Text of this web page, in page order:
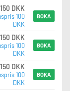
(niveau 2.0-2.5)
betalingen
og hygge sig – vi
150 DKK
100
DKK
BOKA
150 DKK
100
DKK
BOKA
150 DKK
100
DKK
BOKA